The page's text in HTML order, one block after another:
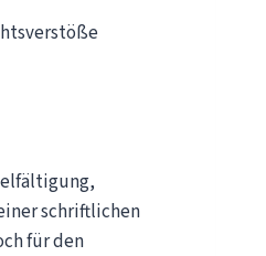
schriftlichen
für den